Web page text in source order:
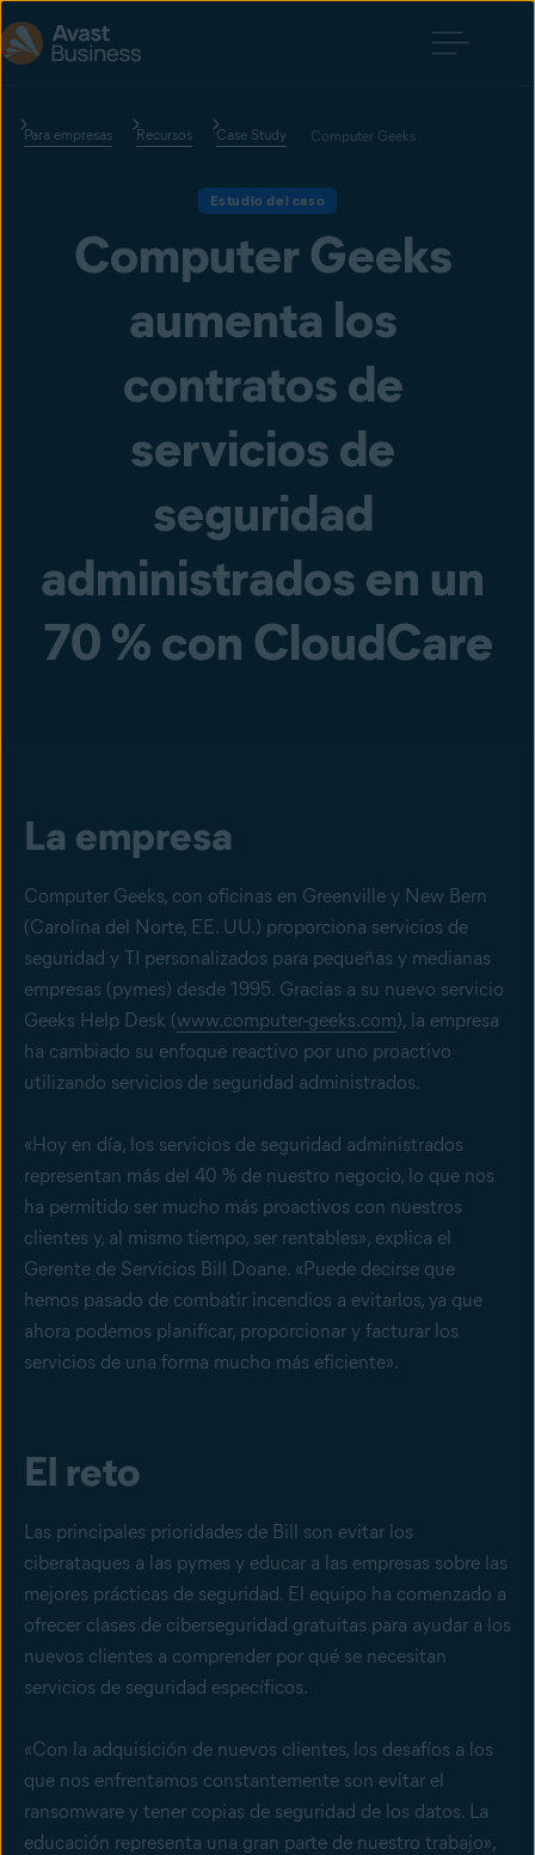
Para empresas Recursos Case Study Computer Geeks
Estudio del caso
Computer Geeks
aumenta los
contratos de
servicios de
seguridad
administrados en un
70 % con CloudCare
La empresa
Computer Geeks, con oficinas en Greenville y New Bern
(Carolina del Norte, EE. UU.) proporciona servicios de
seguridad y TI personalizados para pequeñas y medianas
empresas (pymes) desde 1995. Gracias a su nuevo servicio
Geeks Help Desk (www.computer-geeks.com), la empresa
ha cambiado su enfoque reactivo por uno proactivo
utilizando servicios de seguridad administrados.
«Hoy en día, los servicios de seguridad administrados
representan más del 40 % de nuestro negocio, lo que nos
ha permitido ser mucho más proactivos con nuestros
clientes y, al mismo tiempo, ser rentables», explica el
Gerente de Servicios Bill Doane. «Puede decirse que
hemos pasado de combatir incendios a evitarlos, ya que
ahora podemos planificar, proporcionar y facturar los
servicios de una forma mucho más eficiente».
El reto
Las principales prioridades de Bill son evitar los
ciberataques a las pymes y educar a las empresas sobre las
mejores prácticas de seguridad. El equipo ha comenzado a
ofrecer clases de ciberseguridad gratuitas para ayudar a los
nuevos clientes a comprender por qué se necesitan
servicios de seguridad específicos.
«Con la adquisición de nuevos clientes, los desafíos a los
que nos enfrentamos constantemente son evitar el
ransomware y tener copias de seguridad de los datos. La
educación representa una gran parte de nuestro trabajo»,